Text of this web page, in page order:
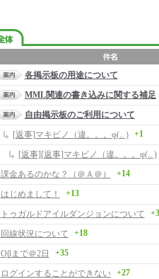
各掲示板の用途について
MML関連の書き込みに関する補足
自由掲示板のご利用について
[返事]マキビノ（違。。。φ(.. )
+1
[返事][返事]マキビノ（違。。。φ(.. )
課金あるのかな？（＠Ａ＠）
+14
はじめまして！ +13
トゥガルドアイルダンジョンについて +3
回線状況について +18
Oβまで＠2日 +35
ログインすることができない +27